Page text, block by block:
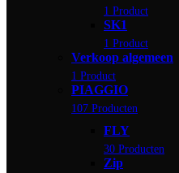
1 Product
SK1
1 Product
Verkoop algemeen
1 Product
PIAGGIO
107 Producten
FLY
30 Producten
Zip